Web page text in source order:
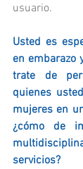
usuario.
Usted es
en embarazo
trate de
quienes
mujeres en
¿cómo de
servicios?